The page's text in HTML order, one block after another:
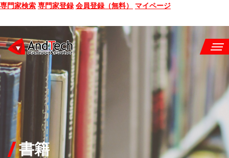
専門家検索 専門家登録 会員登録（無料） マイページ
SEMINAR
BOOK
CONSULTING
SERVICE
書籍